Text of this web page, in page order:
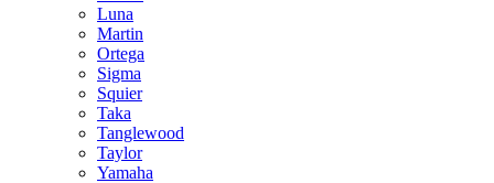
Luna
Martin
Ortega
Sigma
Squier
Taka
Tanglewood
Taylor
Yamaha